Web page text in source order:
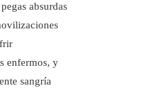
absurdas
enfermos, y
sangría